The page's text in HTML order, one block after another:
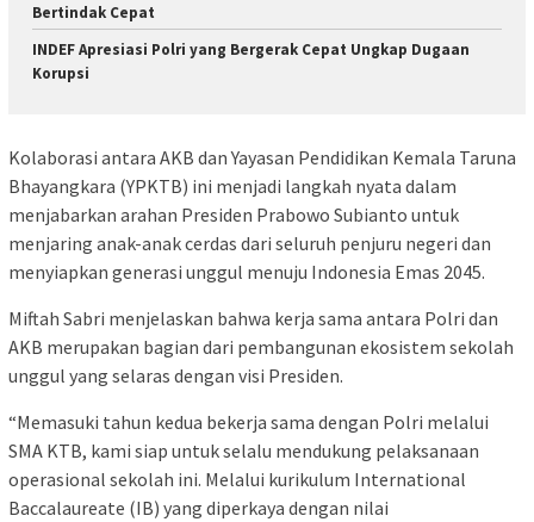
Bertindak Cepat
INDEF Apresiasi Polri yang Bergerak Cepat Ungkap Dugaan
Korupsi
Kolaborasi antara AKB dan Yayasan Pendidikan Kemala Taruna
Bhayangkara (YPKTB) ini menjadi langkah nyata dalam
menjabarkan arahan Presiden Prabowo Subianto untuk
menjaring anak-anak cerdas dari seluruh penjuru negeri dan
menyiapkan generasi unggul menuju Indonesia Emas 2045.
Miftah Sabri menjelaskan bahwa kerja sama antara Polri dan
AKB merupakan bagian dari pembangunan ekosistem sekolah
unggul yang selaras dengan visi Presiden.
“Memasuki tahun kedua bekerja sama dengan Polri melalui
SMA KTB, kami siap untuk selalu mendukung pelaksanaan
operasional sekolah ini. Melalui kurikulum International
Baccalaureate (IB) yang diperkaya dengan nilai